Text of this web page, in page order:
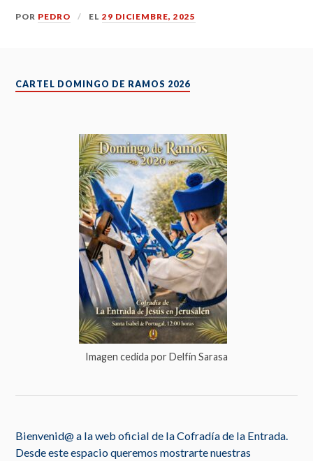
POR PEDRO EL29 DICIEMBRE, 2025
CARTEL DOMINGO DE RAMOS 2026
Imagen cedida por Delfín Sarasa
Bienvenid@ a la web oficial de la Cofradía de la Entrada.
Desde este espacio queremos mostrarte nuestras